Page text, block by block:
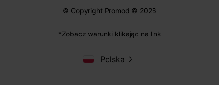
© Copyright Promod © 2026
*Zobacz warunki klikając na link
Polska